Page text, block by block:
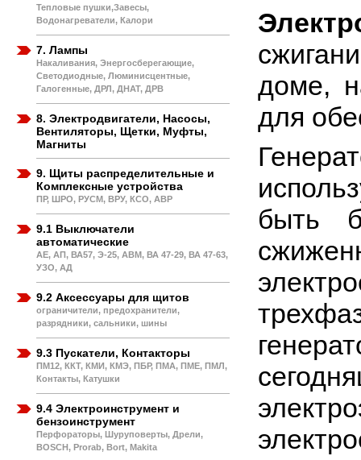
Тепловые пушки,Завесы,
Водонагреватели, Калори
7. Лампы
Накаливания, Энергосберегающие,
Светодиодные, Люминисцентные,
Галогенные, ДРЛ, ДНАТ, ДРВ
8. Электродвигатели, Насосы,
Вентиляторы, Щетки, Муфты,
Магниты
9. Щиты распределительные и
Комплексные устройства
ПР, ШРО, РУСМ, ВРУ, КСО, АВР
9.1 Выключатели
автоматические
АЕ, АП, ВА57, Э-25, АВМ, ВА 47-29, ВА 47-63,
УЗО, АД
9.2 Аксессуары для щитов
ограничители, предохранители,
разрядники, сальники, шины
9.3 Пускатели, Контакторы
ПМ12, ККТ, КМИ, КМЭ, ПБР, ПМА, ПМЕ, ПМЛ,
Контакты, Катушки
9.4 Электроинструмент и
бензоинструмент
Перфораторы, Шуруповерты, Дрели,
BOSCH, Prorab, Bort, Makita
доме,
для
быть